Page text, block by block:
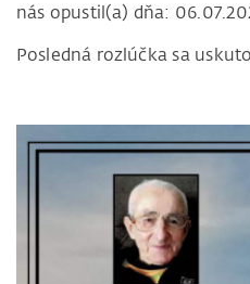
nás opustil(a) dňa:
Posledná rozlúčka sa